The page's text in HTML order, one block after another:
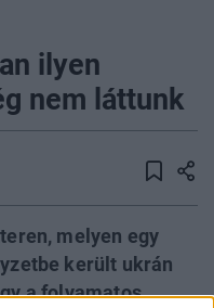
ilyen
nem láttunk
melyen egy
került ukrán
a folyamatos